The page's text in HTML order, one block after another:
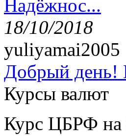
Надёжнос...
18/10/2018
yuliyamai2005
Добрый день!
Курсы валют
Курс ЦБРФ на